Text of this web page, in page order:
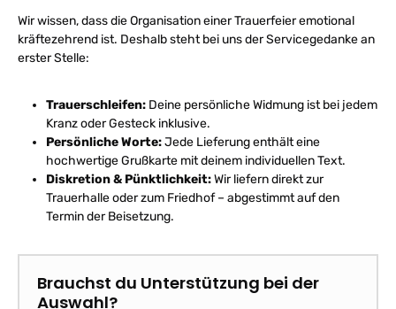
Wir wissen, dass die Organisation einer Trauerfeier emotional
kräftezehrend ist. Deshalb steht bei uns der Servicegedanke an
erster Stelle:
Trauerschleifen: Deine persönliche Widmung ist bei jedem
Kranz oder Gesteck inklusive.
Persönliche Worte:Jede Lieferung enthält eine
hochwertige Grußkarte mit deinem individuellen Text.
Diskretion & Pünktlichkeit:Wir liefern direkt zur
Trauerhalle oder zum Friedhof – abgestimmt auf den
Termin der Beisetzung.
Brauchst du Unterstützung bei der
Auswahl?